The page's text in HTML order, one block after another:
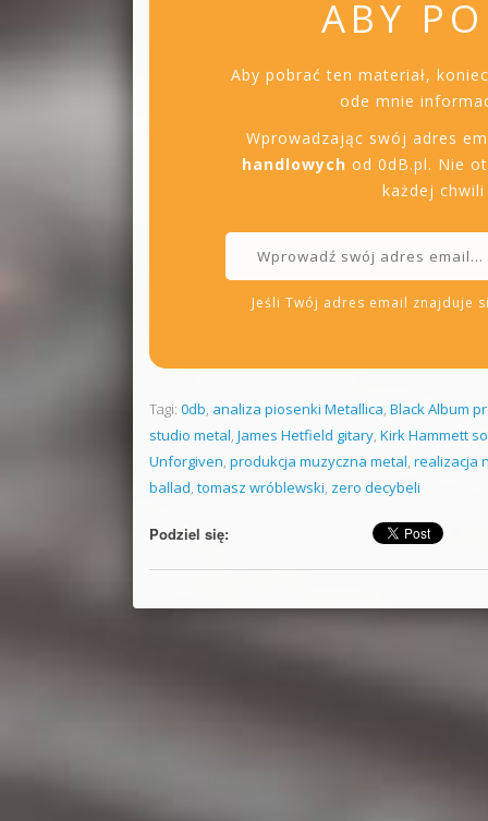
ABY
Aby pobrać ten materiał,
ode mnie
Wprowadzając swój adres
handlowych od 0dB.pl. Nie
każdej
Jeśli Twój adres email znajduje
Tagi: 0db, analiza piosenki Metallica, Black Album
studio metal, James Hetfield gitary, Kirk Hammett
Unforgiven, produkcja muzyczna metal, realizacja
ballad, tomasz wróblewski, zero decybeli
Podziel się: